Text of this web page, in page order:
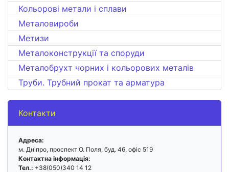
Кольорові метали і сплави
Металовироби
Метизи
Металоконструкції та споруди
Металобрухт чорних і кольорових металів
Труби. Трубний прокат та арматура
Контакти
Адреса:
м. Дніпро, проспект О. Поля, буд. 46, офіс 519
Контактна інформація:
Тел.: +38(050)340 14 12